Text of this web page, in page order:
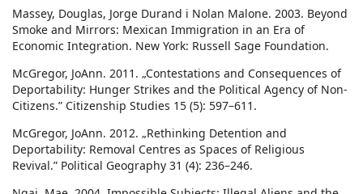
Massey, Douglas, Jorge Durand i Nolan Malone. 2003. Beyond
Smoke and Mirrors: Mexican Immigration in an Era of
Economic Integration. New York: Russell Sage Foundation.
McGregor, JoAnn. 2011. „Contestations and Consequences of
Deportability: Hunger Strikes and the Political Agency of Non-
Citizens.” Citizenship Studies 15 (5): 597–611.
McGregor, JoAnn. 2012. „Rethinking Detention and
Deportability: Removal Centres as Spaces of Religious
Revival.” Political Geography 31 (4): 236–246.